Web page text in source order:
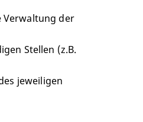
Verwaltung der
Stellen (z.B.
jeweiligen